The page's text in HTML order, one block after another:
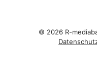
© 2026 R-